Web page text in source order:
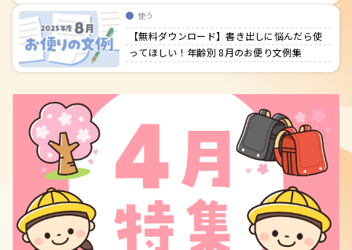
使う
【無料ダウンロード】書き出しに悩んだら使
ってほしい！年齢別 8月のお便り文例集